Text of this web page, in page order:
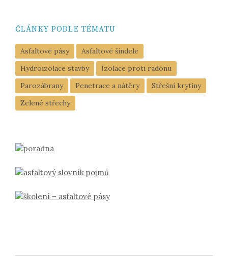
ČLÁNKY PODLE TÉMATU
Asfaltové pásy
Asfaltové šindele
Hydroizolace stavby
Izolace proti radonu
Parozábrany
Penetrace a nátěry
Střešní krytiny
Zelené střechy